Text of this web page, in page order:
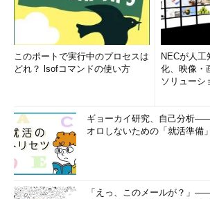
このポートで実行中のプロセスは
どれ？ lsofコマンドの使い方
NECが人
化、映像・
ソリューシ
ギョーカイ研究、自己分析
オロしないための「就活準備
「えっ、このメールが？」